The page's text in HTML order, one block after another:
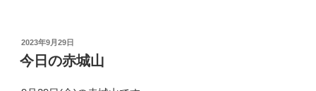
投
稿
日:
2023年9月29日
今日の赤城山